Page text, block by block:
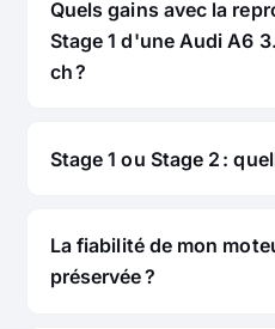
Quels gains avec la
Stage 1 d'une Audi A6
ch ?
Stage 1 ou Stage 2 :
La fiabilité de mon
préservée ?